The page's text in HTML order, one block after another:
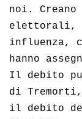
noi.
elettorali,
influenza,
hanno
Il debito
di
il debito